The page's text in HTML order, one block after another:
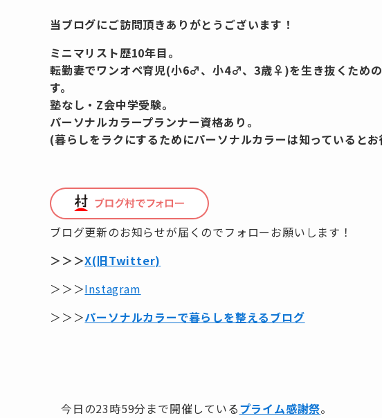
当ブログにご訪問頂きありがとうございます！
ミニマリスト歴10年目。
転勤妻でワンオペ育児(小6♂、小4♂、3歳♀)を生き抜くため
す。
塾なし・Z会中学受験。
パーソナルカラープランナー資格あり。
(暮らしをラクにするためにパーソナルカラーは知っていると
ブログ更新のお知らせが届くのでフォローお願いします！
＞＞＞X(旧Twitter)
＞＞＞Instagram
＞＞＞パーソナルカラーで暮らしを整えるブログ
今日の23時59分まで開催しているプライム感謝祭。